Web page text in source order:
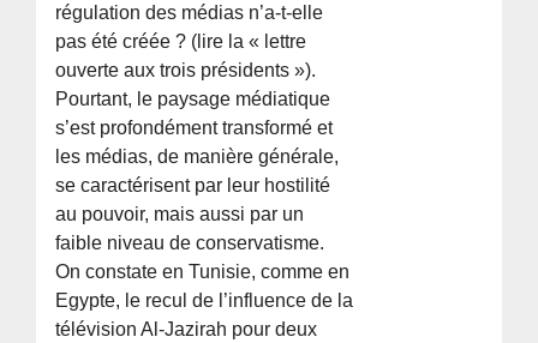
régulation des médias n’a-t-elle
pas été créée ? (lire la « lettre
ouverte aux trois présidents »).
Pourtant, le paysage médiatique
s’est profondément transformé et
les médias, de manière générale,
se caractérisent par leur hostilité
au pouvoir, mais aussi par un
faible niveau de conservatisme.
On constate en Tunisie, comme en
Egypte, le recul de l’influence de la
télévision Al-Jazirah pour deux